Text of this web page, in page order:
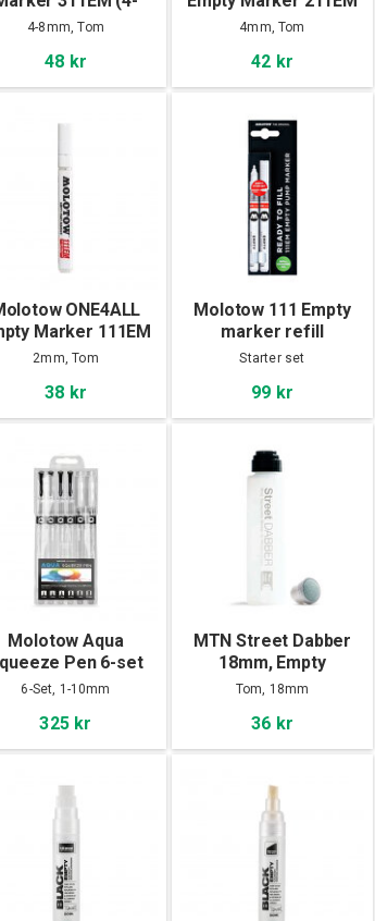
8mm), Empty
4-8mm, Tom
48 kr
(4mm)
4mm, Tom
42 kr
ONE4ALL
Marker 111EM
(2mm)
2mm, Tom
38 kr
Molotow 111 Empty
marker refill
extension, 2set
Starter set
99 kr
Molotow Aqua
Pen 6-set
6-Set, 1-10mm
325 kr
MTN Street Dabber
18mm, Empty
Tom, 18mm
36 kr